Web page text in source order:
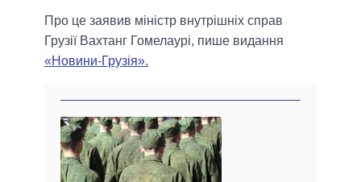
Про це заявив міністр внутрішніх справ
Грузії Вахтанг Гомелаурі, пише видання
«Новини-Грузія».